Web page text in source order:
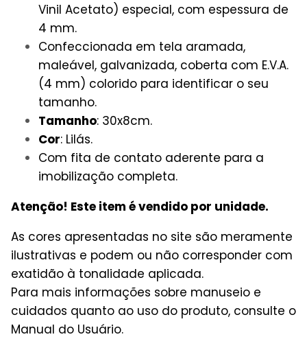
Vinil Acetato) especial, com espessura de
4 mm.
Confeccionada em tela aramada,
maleável, galvanizada, coberta com E.V.A.
(4 mm) colorido para identificar o seu
tamanho.
Tamanho: 30x8cm.
Cor: Lilás.
Com fita de contato aderente para a
imobilização completa.
Atenção! Este item é vendido por unidade.
As cores apresentadas no site são meramente
ilustrativas e podem ou não corresponder com
exatidão à tonalidade aplicada.
Para mais informações sobre manuseio e
cuidados quanto ao uso do produto, consulte o
Manual do Usuário.